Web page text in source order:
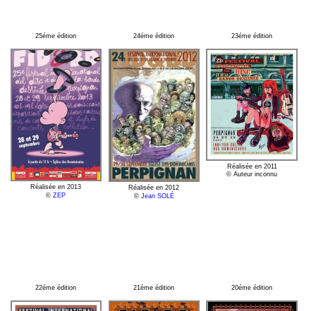
25éme édition
Réalisée en 2013
©ZEP
24éme édition
Réalisée en 2012
© Jean SOLÉ
23éme édition
Réalisée en 2011
© Auteur inconnu
22éme édition 21éme édition 20éme édition